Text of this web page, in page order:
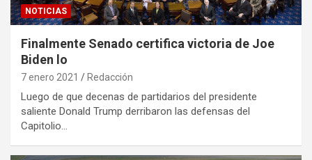
NOTICIAS
Finalmente Senado certifica victoria de Joe
Biden lo
7 enero 2021 Redacción
Luego de que decenas de partidarios del presidente
saliente Donald Trump derribaron las defensas del
Capitolio…